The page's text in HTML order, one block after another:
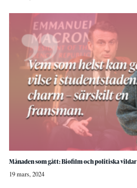
Månaden som gått: Biofilm och politiska vildar
19 mars, 2024